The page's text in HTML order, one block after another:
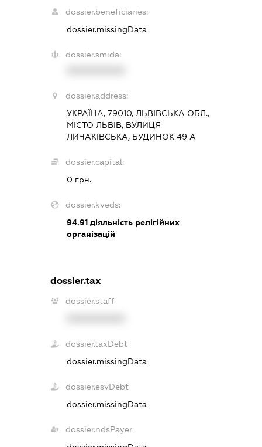
dossier.beneficiaries:
dossier.missingData
dossier.smida:
dossier.address:
УКРАЇНА, 79010, ЛЬВІВСЬКА ОБЛ.,
МІСТО ЛЬВІВ, ВУЛИЦЯ
ЛИЧАКІВСЬКА, БУДИНОК 49 А
dossier.capital:
0 грн.
dossier.kveds:
94.91 діяльність релігійних
організацій
dossier.tax
dossier.staff
dossier.taxDebt
dossier.missingData
dossier.esvDebt
dossier.missingData
dossier.ndsPayer